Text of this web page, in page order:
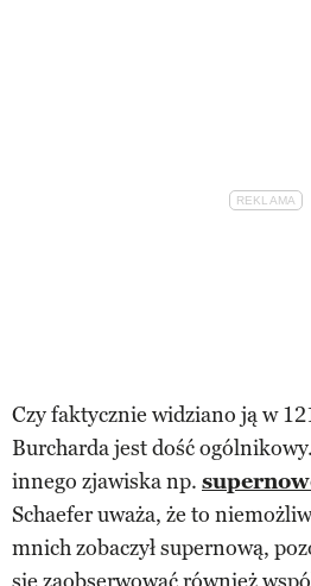
Czy faktycznie widziano ją w
Burcharda jest dość
innego zjawiska np.
Schaefer uważa, że to
mnich zobaczył supernową,